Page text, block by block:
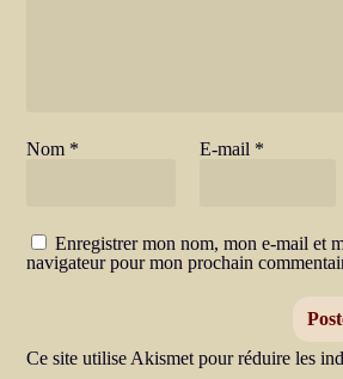
Nom * E-mail *
Enregistrer mon nom, mon e-mail et
navigateur pour mon prochain
Ce site utilise Akismet pour réduire les